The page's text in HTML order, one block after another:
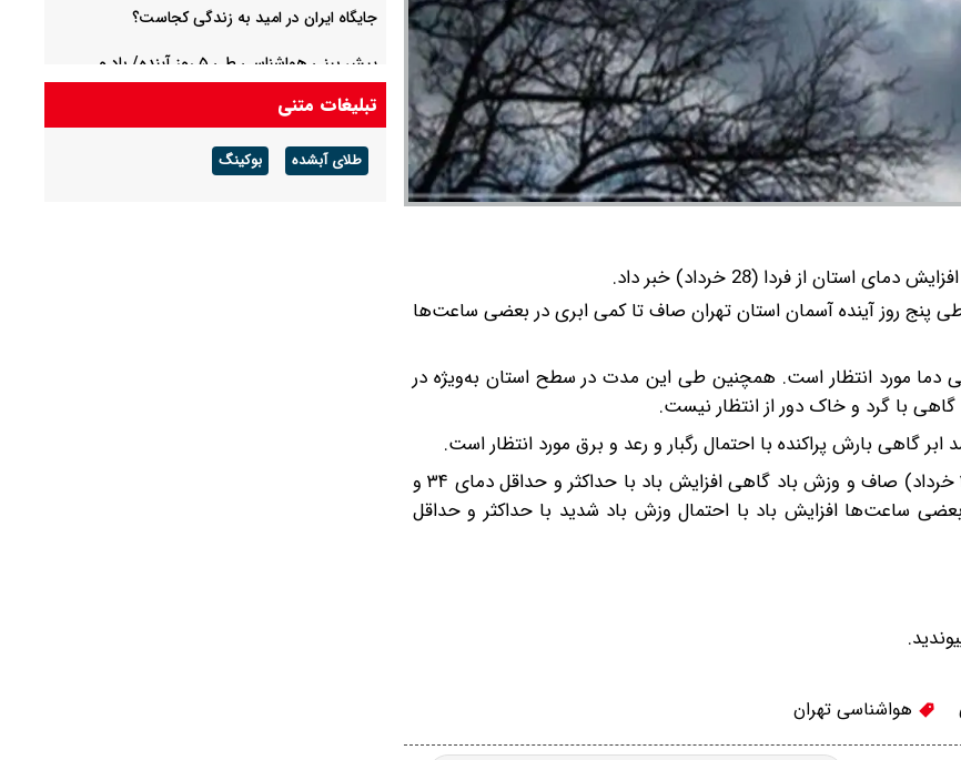
استان از فردا (28 خرداد) خبر داد.
پنج روز آینده آسمان استان تهران صاف تا کمی ابری در بعضی ساعت‌ها
خرداد) روند افزایش نسبی دما مورد انتظار است. همچنین طی این مدت در سطح استان به‌ویژه در
با گرد و خاک دور از انتظار نیست.
ابر گاهی بارش پراکنده با احتمال رگبار و رعد و برق مورد انتظار است.
به گزارش اداره کل هواشناسی استان تهران آسمان تهران فردا (۲۸ خرداد) صاف و وزش باد گاهی افزایش باد با حداکثر و حداقل دمای ۳۴ و
صاف و وزش باد در بعضی ساعت‌ها افزایش باد با احتمال وزش باد شدید با حداکثر و حداقل
هواشناسی تهران
جایگاه ایران در امید به زندگی کجاست؟
پیش بینی هواشناسی طی ۵ روز آینده/ باد و
گردوخاک در بخش‌هایی از کشور
پیش بینی هوای مشهد فردا شنبه ۱۷ مرداد/ افزایش
دما از روز سه شنبه
تبلیغات متنی
طلای آبشده بوکینگ